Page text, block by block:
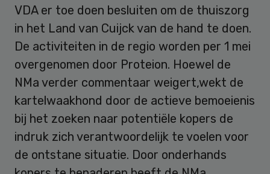
VDA er toe doen besluiten om de thuiszorg
in het Land van Cuijck van de hand te doen.
De activiteiten in de regio worden per 1 mei
overgenomen door Proteion. Hoewel de
NMa verder commentaar weigert,wekt de
kartelwaakhond door de actieve bemoeienis
bij het zoeken naar potentiële kopers de
indruk zich verantwoordelijk te voelen voor
de ontstane situatie. Door onderhands